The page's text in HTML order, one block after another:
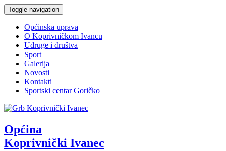
Toggle navigation
Općinska uprava
O Koprivničkom Ivancu
Udruge i društva
Sport
Galerija
Novosti
Kontakti
Sportski centar Goričko
Općina
Koprivnički Ivanec